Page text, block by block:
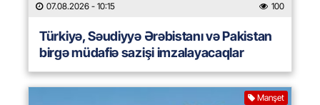
07.08.2026 - 10:15 100
Türkiyə, Səudiyyə Ərəbistanı və Pakistan
birgə müdafiə sazişi imzalayacaqlar
Manşet